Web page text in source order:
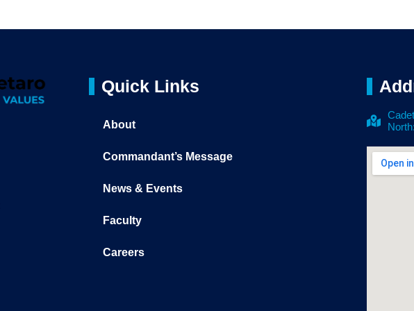
Quick Links
About
Commandant’s Message
News & Events
Faculty
Careers